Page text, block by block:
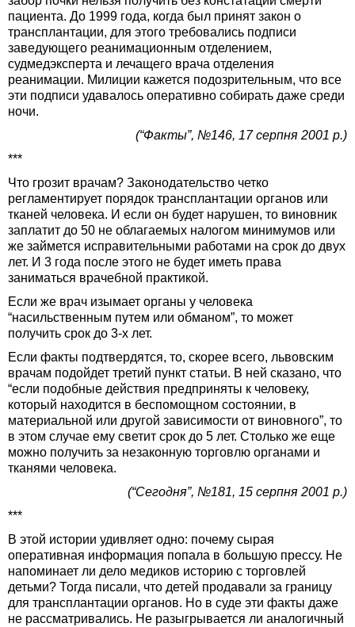
пациента. До 1999 года, когда был принят закон о
трансплантации, для этого требовались подписи
заведующего реанимационным отделением,
судмедэксперта и лечащего врача отделения
реанимации. Милиции кажется подозрительным, что все
эти подписи удавалось оперативно собирать даже среди
ночи.
(“Факты”, №146, 17 серпня 2001 р.)
***
Что грозит врачам? Законодательство четко
регламентирует порядок трансплантации органов или
тканей человека. И если он будет нарушен, то виновник
заплатит до 50 не облагаемых налогом минимумов или
же займется исправительными работами на срок до двух
лет. И 3 года после этого не будет иметь права
заниматься врачебной практикой.
Если же врач изымает органы у человека
“насильственным путем или обманом”, то может
получить срок до 3-х лет.
Если факты подтвердятся, то, скорее всего, львовским
врачам подойдет третий пункт статьи. В ней сказано, что
“если подобные действия предприняты к человеку,
который находится в беспомощном состоянии, в
материальной или другой зависимости от виновного”, то
в этом случае ему светит срок до 5 лет. Столько же еще
можно получить за незаконную торговлю органами и
тканями человека.
(“Сегодня”, №181, 15 серпня 2001 р.)
***
В этой истории удивляет одно: почему сырая
оперативная информация попала в большую прессу. Не
напоминает ли дело медиков историю с торговлей
детьми? Тогда писали, что детей продавали за границу
для трансплантации органов. Но в суде эти факты даже
не рассматривались. Не разыгрывается ли аналогичный